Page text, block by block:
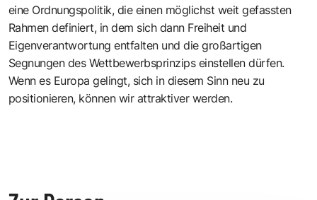
eine Ordnungspolitik, die einen möglichst weit gefassten
Rahmen definiert, in dem sich dann Freiheit und
Eigenverantwortung entfalten und die großartigen
Segnungen des Wettbewerbsprinzips einstellen dürfen.
Wenn es Europa gelingt, sich in diesem Sinn neu zu
positionieren, können wir attraktiver werden.